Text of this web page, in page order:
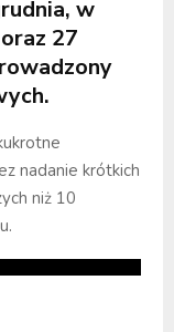
w
27
nadanie krótkich
niż 10